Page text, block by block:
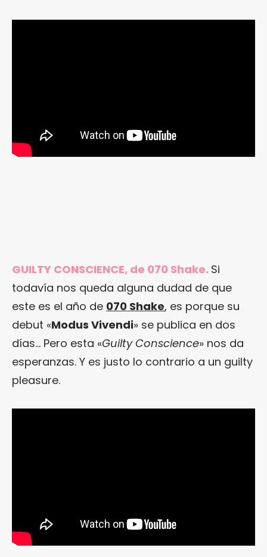
GUILTY CONSCIENCE, de 070 Shake. Si
todavía nos queda alguna dudad de que
este es el año de 070 Shake, es porque su
debut «Modus Vivendi» se publica en dos
días… Pero esta «Guilty Conscience» nos da
esperanzas. Y es justo lo contrario a un guilty
pleasure.